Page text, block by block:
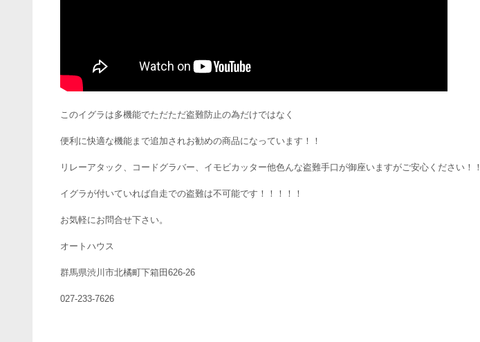
このイグラは多機能でただただ盗難防止の為だけではなく
便利に快適な機能まで追加されお勧めの商品になっています！！
リレーアタック、コードグラバー、イモビカッター他色んな盗難手口が御座いますがご安心ください！！
イグラが付いていれば自走での盗難は不可能です！！！！！
お気軽にお問合せ下さい。
オートハウス
群馬県渋川市北橘町下箱田626-26
027-233-7626